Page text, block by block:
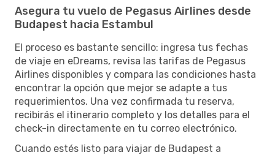
Asegura tu vuelo de Pegasus Airlines desde
Budapest hacia Estambul
El proceso es bastante sencillo: ingresa tus fechas
de viaje en eDreams, revisa las tarifas de Pegasus
Airlines disponibles y compara las condiciones hasta
encontrar la opción que mejor se adapte a tus
requerimientos. Una vez confirmada tu reserva,
recibirás el itinerario completo y los detalles para el
check-in directamente en tu correo electrónico.
Cuando estés listo para viajar de Budapest a